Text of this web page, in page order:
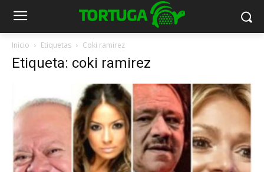
Inicio Etiquetas Coki ramirez
Etiqueta: coki ramirez